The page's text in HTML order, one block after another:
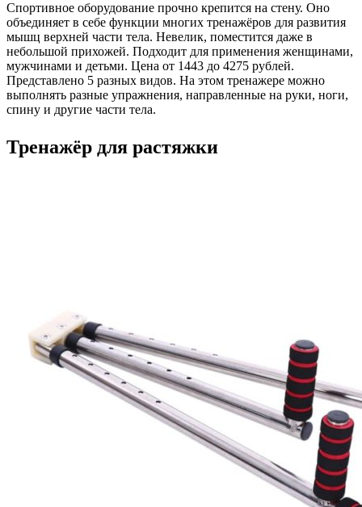
Спортивное оборудование прочно крепится на стену. Оно
объединяет в себе функции многих тренажёров для развития
мышц верхней части тела. Невелик, поместится даже в
небольшой прихожей. Подходит для применения женщинами,
мужчинами и детьми. Цена от 1443 до 4275 рублей.
Представлено 5 разных видов. На этом тренажере можно
выполнять разные упражнения, направленные на руки, ноги,
спину и другие части тела.
Тренажёр для растяжки